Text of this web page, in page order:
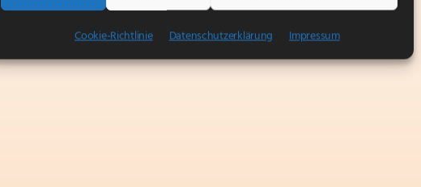
Cookie-Richtlinie Datenschutzerklärung Impressum